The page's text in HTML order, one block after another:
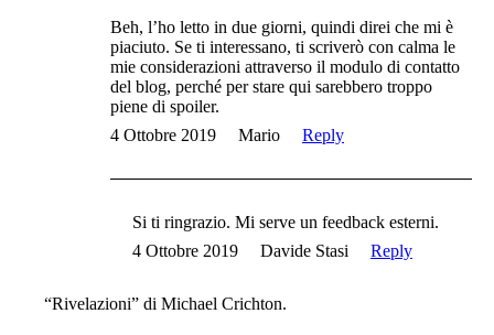
Beh, l’ho letto in due giorni, quindi direi che mi è
piaciuto. Se ti interessano, ti scriverò con calma le
mie considerazioni attraverso il modulo di contatto
del blog, perché per stare qui sarebbero troppo
piene di spoiler.
4 Ottobre 2019
Mario Reply
Si ti ringrazio. Mi serve un feedback esterni.
4 Ottobre 2019
Davide Stasi Reply
“Rivelazioni” di Michael Crichton.